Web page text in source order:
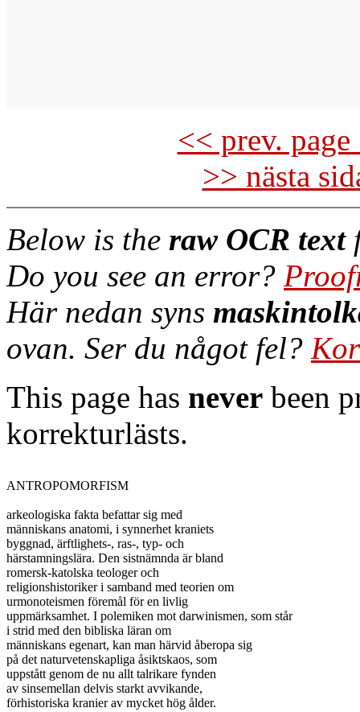
<< prev.
>> nästa
Below is the raw OCR text
Do you see an error?
Här nedan syns
ovan. Ser du något fel?
This page has never been
korrekturlästs.
ANTROPOMORFISM
arkeologiska fakta befattar sig med
människans anatomi, i synnerhet kraniets
byggnad, ärftlighets-, ras-, typ- och
härstamningslära. Den sistnämnda är bland
romersk-katolska teologer och
religionshistoriker i samband med teorien om
urmonoteismen föremål för en livlig
uppmärksamhet. I polemiken mot darwinismen, som står
i strid med den bibliska läran om
människans egenart, kan man härvid åberopa sig
på det naturvetenskapliga åsiktskaos, som
uppstått genom de nu allt talrikare fynden
av sinsemellan delvis starkt avvikande,
förhistoriska kranier av mycket hög ålder.